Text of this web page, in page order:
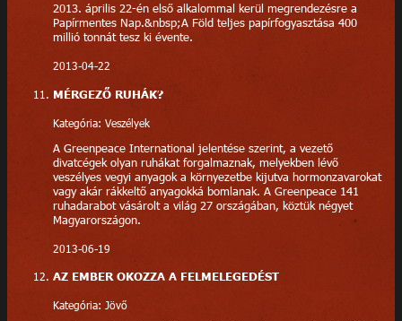
2013. április 22-én első alkalommal kerül megrendezésre a
Papírmentes Nap.&nbsp;A Föld teljes papírfogyasztása 400
millió tonnát tesz ki évente.
2013-04-22
MÉRGEZŐ RUHÁK?
Kategória: Veszélyek
A Greenpeace International jelentése szerint, a vezető
divatcégek olyan ruhákat forgalmaznak, melyekben lévő
veszélyes vegyi anyagok a környezetbe kijutva hormonzavarokat
vagy akár rákkeltő anyagokká bomlanak. A Greenpeace 141
ruhadarabot vásárolt a világ 27 országában, köztük négyet
Magyarországon.
2013-06-19
AZ EMBER OKOZZA A FELMELEGEDÉST
Kategória: Jövő